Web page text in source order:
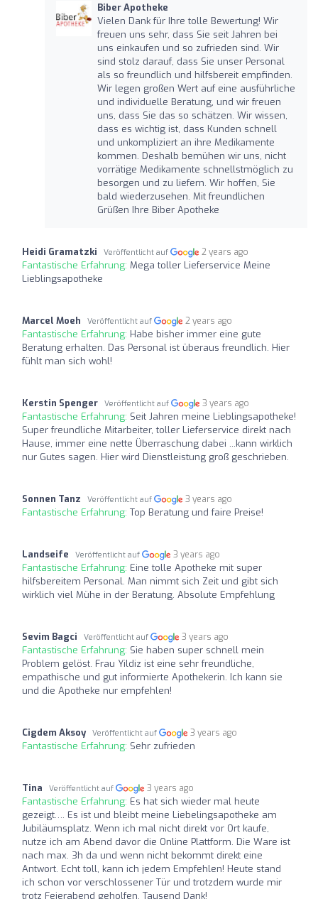
Biber Apotheke
Vielen Dank für Ihre tolle Bewertung! Wir
freuen uns sehr, dass Sie seit Jahren bei
uns einkaufen und so zufrieden sind. Wir
sind stolz darauf, dass Sie unser Personal
als so freundlich und hilfsbereit empfinden.
Wir legen großen Wert auf eine ausführliche
und individuelle Beratung, und wir freuen
uns, dass Sie das so schätzen. Wir wissen,
dass es wichtig ist, dass Kunden schnell
und unkompliziert an ihre Medikamente
kommen. Deshalb bemühen wir uns, nicht
vorrätige Medikamente schnellstmöglich zu
besorgen und zu liefern. Wir hoffen, Sie
bald wiederzusehen. Mit freundlichen
Grüßen Ihre Biber Apotheke
Heidi Gramatzki Veröffentlicht auf 2 years ago
Fantastische Erfahrung: Mega toller Lieferservice Meine
Lieblingsapotheke
Marcel Moeh Veröffentlicht auf 2 years ago
Fantastische Erfahrung: Habe bisher immer eine gute
Beratung erhalten. Das Personal ist überaus freundlich. Hier
fühlt man sich wohl!
Kerstin Spenger Veröffentlicht auf 3 years ago
Fantastische Erfahrung: Seit Jahren meine Lieblingsapotheke!
Super freundliche Mitarbeiter, toller Lieferservice direkt nach
Hause, immer eine nette Überraschung dabei ...kann wirklich
nur Gutes sagen. Hier wird Dienstleistung groß geschrieben.
Sonnen Tanz Veröffentlicht auf 3 years ago
Fantastische Erfahrung: Top Beratung und faire Preise!
Landseife Veröffentlicht auf 3 years ago
Fantastische Erfahrung: Eine tolle Apotheke mit super
hilfsbereitem Personal. Man nimmt sich Zeit und gibt sich
wirklich viel Mühe in der Beratung. Absolute Empfehlung
Sevim Bagci Veröffentlicht auf 3 years ago
Fantastische Erfahrung: Sie haben super schnell mein
Problem gelöst. Frau Yildiz ist eine sehr freundliche,
empathische und gut informierte Apothekerin. Ich kann sie
und die Apotheke nur empfehlen!
Cigdem Aksoy Veröffentlicht auf 3 years ago
Fantastische Erfahrung: Sehr zufrieden
Tina Veröffentlicht auf 3 years ago
Fantastische Erfahrung: Es hat sich wieder mal heute
gezeigt…. Es ist und bleibt meine Liebelingsapotheke am
Jubiläumsplatz. Wenn ich mal nicht direkt vor Ort kaufe,
nutze ich am Abend davor die Online Plattform. Die Ware ist
nach max. 3h da und wenn nicht bekommt direkt eine
Antwort. Echt toll, kann ich jedem Empfehlen! Heute stand
ich schon vor verschlossener Tür und trotzdem wurde mir
trotz Feierabend geholfen. Tausend Dank!